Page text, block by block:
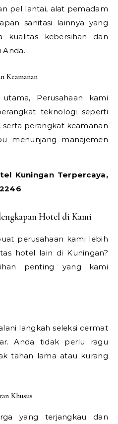
pel lantai, alat pemadam
sanitasi lainnya yang
kualitas kebersihan dan
Anda.
Keamanan
Perusahaan kami
teknologi seperti
serta perangkat keamanan
menunjang manajemen
Kuningan Terpercaya,
Hotel di Kami
perusahaan kami lebih
hotel lain di Kuningan?
penting yang kami
langkah seleksi cermat
Anda tidak perlu ragu
tahan lama atau kurang
Khusus
yang terjangkau dan